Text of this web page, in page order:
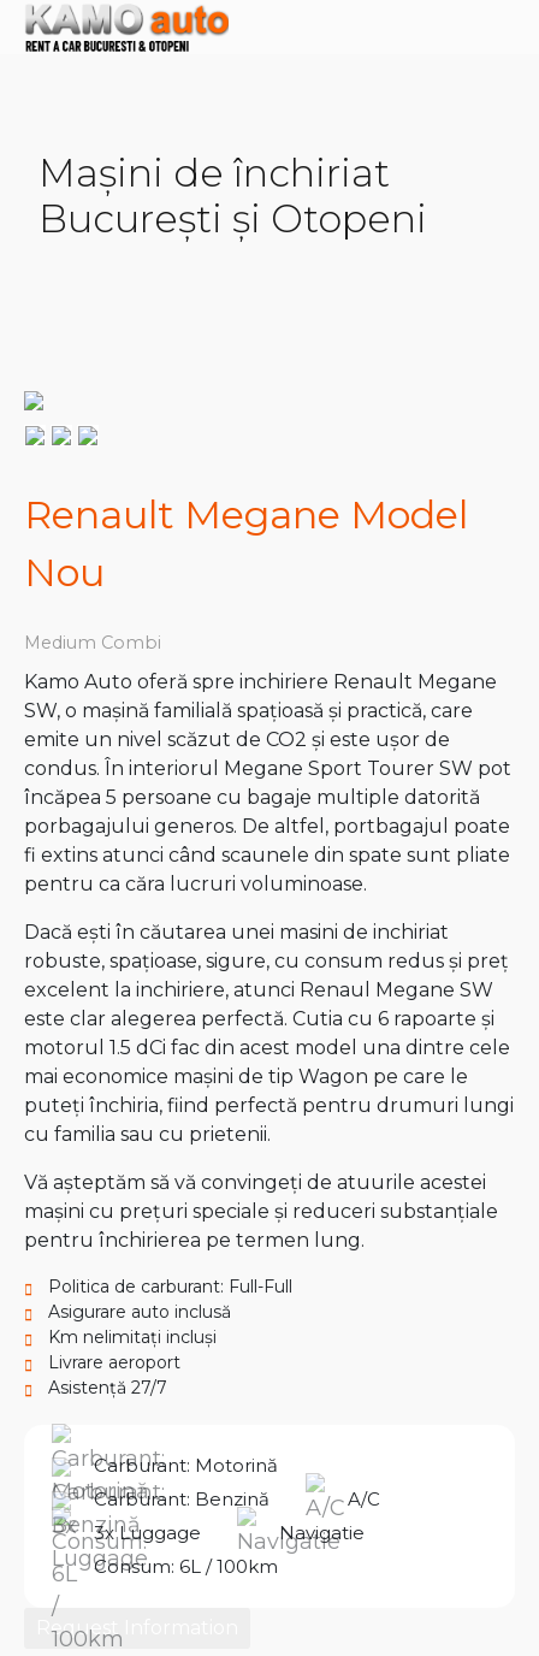
Mașini de închiriat
București și Otopeni
Renault Megane Model
Nou
Medium Combi
Kamo Auto oferă spre inchiriere Renault Megane
SW, o mașină familială spațioasă și practică, care
emite un nivel scăzut de CO2 și este ușor de
condus. În interiorul Megane Sport Tourer SW pot
încăpea 5 persoane cu bagaje multiple datorită
porbagajului generos. De altfel, portbagajul poate
fi extins atunci când scaunele din spate sunt pliate
pentru ca căra lucruri voluminoase.
Dacă ești în căutarea unei masini de inchiriat
robuste, spațioase, sigure, cu consum redus și preț
excelent la inchiriere, atunci Renaul Megane SW
este clar alegerea perfectă. Cutia cu 6 rapoarte și
motorul 1.5 dCi fac din acest model una dintre cele
mai economice mașini de tip Wagon pe care le
puteți închiria, fiind perfectă pentru drumuri lungi
cu familia sau cu prietenii.
Vă așteptăm să vă convingeți de atuurile acestei
mașini cu prețuri speciale și reduceri substanțiale
pentru închirierea pe termen lung.
Politica de carburant: Full-Full
Asigurare auto inclusă
Km nelimitați incluși
Livrare aeroport
Asistență 27/7
Carburant: Motorină
Carburant: Benzină
A/C
3x Luggage
Navigatie
Consum: 6L / 100km
Request Information